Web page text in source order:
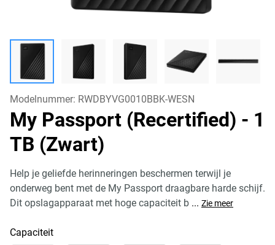
Modelnummer: RWDBYVG0010BBK-WESN
My Passport (Recertified) - 1
TB (Zwart)
Help je geliefde herinneringen beschermen terwijl je
onderweg bent met de My Passport draagbare harde schijf.
Dit opslagapparaat met hoge capaciteit b ... Zie meer
Capaciteit